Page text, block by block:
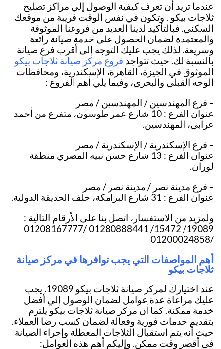
عندما تريد أن تعرف كيفية الوصول إلي مراكز تصليح
ثلاجات بيكو . وتكون في نفس الوقت قريبة من موقعك
السكني. فبالتأكيد لدينا العديد من فروعنا الموثوقة
والمعتمدة لضمان الحصول على خدمة صيانة رائعة
وسريعة. لذلك يجب عليك التوجه إلى أقرب فرع صيانة
بالنسبة لك. حيث تتواجد فروع مركز صيانة ثلاجات بيكو
الموثوق في الجيزة، القاهرة، الإسكندرية، ومحافظات
الوجه القبلي والبحري، وفيما يلي أهم الفروع :
– فرع المهندسين / المهندسين / مصر
عنوان الفرع : 10 شارع عمر طوسون، متفرع من أحمد
عرابي، المهندسين.
– فرع الإسكندرية / الإسكندرية / مصر
عنوان الفرع : 13 شارع حسن نبيه المصري منطقة
لوران.
– فرع مدينة نصر / مدينة نصر / مصر
عنوان الفرع : 31 شارع البرامكة، خلف الحديقة الدولية.
ولمزيد من الاستفسار، اتصل بنا على الأرقام التالية :
19089/ 15472/ 01280888441 /01208167777
/01200024858
أهم المواصفات التي يجب توافرها في مركز صيانة
ثلاجات بيكو
عند اختيارك لمركز صيانة ثلاجات بيكو 19089. يجب
عليك مراعاة عدة عوامل لضمان الوصول إلي أفضل
خدمة ممكنة. كما أن مركز صيانة ثلاجات بيكو يلتزم
بتقديم خدمات فورية وفعالة لضمان كسب رضا العملاء.
حيث أنه يتم استقبال الثلاجات المعطلة وإجراء الصيانة
في أقصر وقت ممكن. وإليكم أهم هذه العوامل: